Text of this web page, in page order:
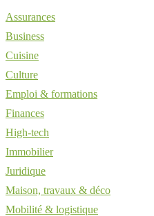
Assurances
Business
Cuisine
Culture
Emploi & formations
Finances
High-tech
Immobilier
Juridique
Maison, travaux & déco
Mobilité & logistique